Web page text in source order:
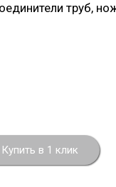
труб,
Купить в 1 клик